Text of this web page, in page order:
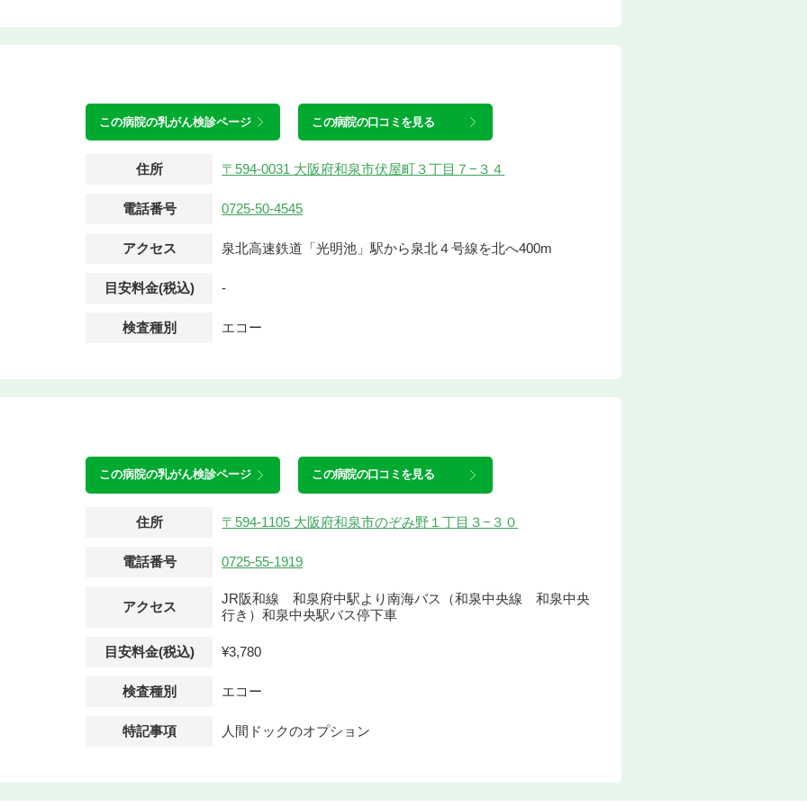
この病院の乳がん検診ページ この病院の口コミを見る
住所 〒594-0031 大阪府和泉市伏屋町３丁目７−３４
電話番号 0725-50-4545
アクセス 泉北高速鉄道「光明池」駅から泉北４号線を北へ400m
目安料金(税込) -
検査種別 エコー
この病院の乳がん検診ページ この病院の口コミを見る
住所 〒594-1105 大阪府和泉市のぞみ野１丁目３−３０
電話番号 0725-55-1919
アクセス
JR阪和線 和泉府中駅より南海バス（和泉中央線 和泉中央
行き）和泉中央駅バス停下車
目安料金(税込) ¥3,780
検査種別 エコー
特記事項 人間ドックのオプション